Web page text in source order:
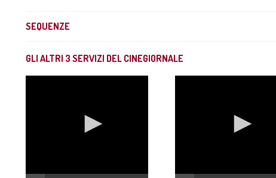
SEQUENZE
GLI ALTRI 3 SERVIZI DEL CINEGIORNALE